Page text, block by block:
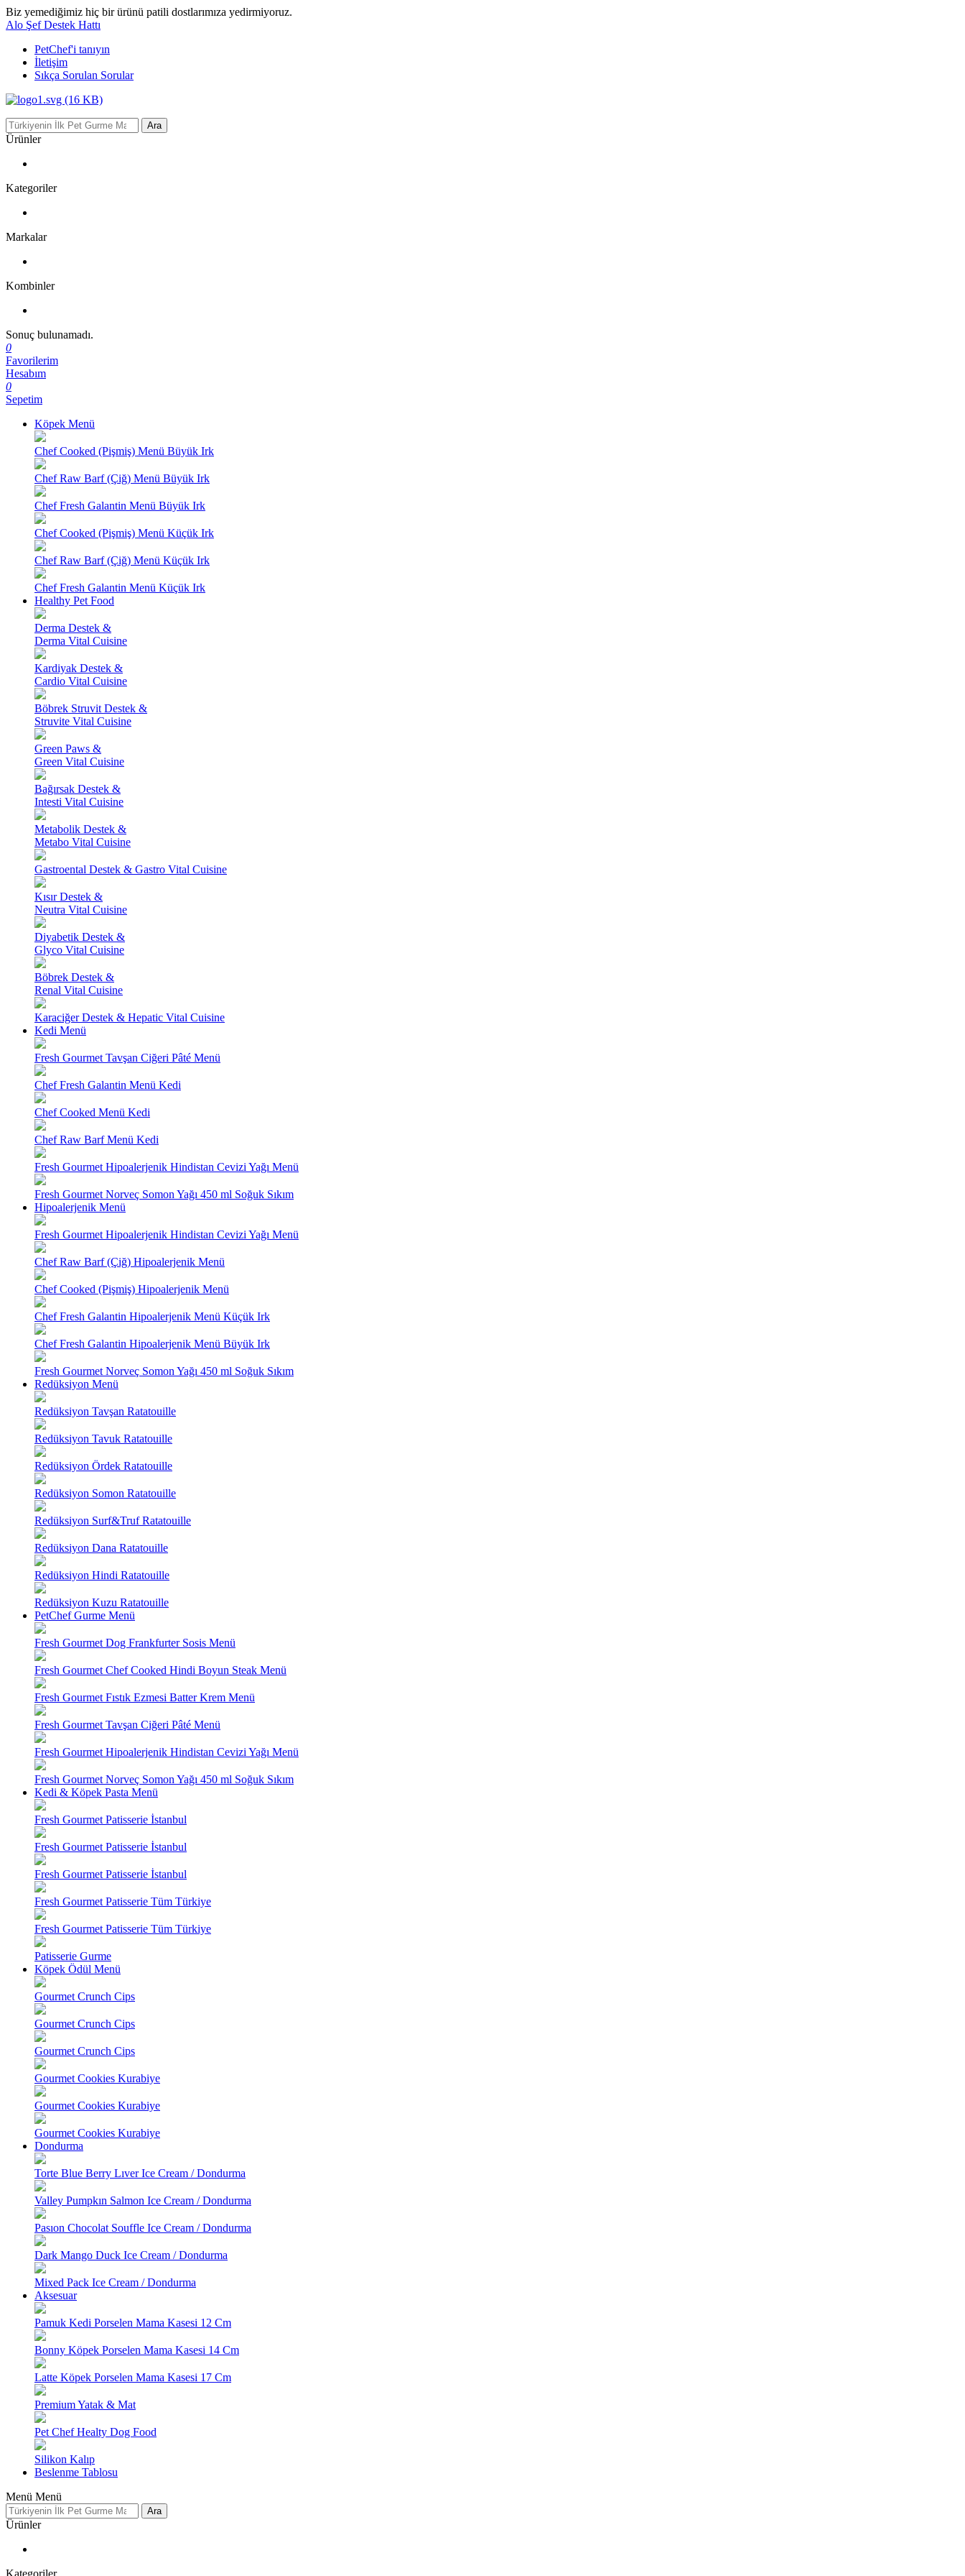
Biz yemediğimiz hiç bir ürünü patili dostlarımıza yedirmiyoruz.
Alo Şef Destek Hattı
PetChef'i tanıyın
İletişim
Sıkça Sorulan Sorular
Ara
Ürünler
Kategoriler
Markalar
Kombinler
Sonuç bulunamadı.
0
Favorilerim
Hesabım
0
Sepetim
Köpek Menü
Chef Cooked (Pişmiş) Menü Büyük Irk
Chef Raw Barf (Çiğ) Menü Büyük Irk
Chef Fresh Galantin Menü Büyük Irk
Chef Cooked (Pişmiş) Menü Küçük Irk
Chef Raw Barf (Çiğ) Menü Küçük Irk
Chef Fresh Galantin Menü Küçük Irk
Healthy Pet Food
Derma Destek &
Derma Vital Cuisine
Kardiyak Destek &
Cardio Vital Cuisine
Böbrek Struvit Destek &
Struvite Vital Cuisine
Green Paws &
Green Vital Cuisine
Bağırsak Destek &
Intesti Vital Cuisine
Metabolik Destek &
Metabo Vital Cuisine
Gastroental Destek & Gastro Vital Cuisine
Kısır Destek &
Neutra Vital Cuisine
Diyabetik Destek &
Glyco Vital Cuisine
Böbrek Destek &
Renal Vital Cuisine
Karaciğer Destek & Hepatic Vital Cuisine
Kedi Menü
Fresh Gourmet Tavşan Ciğeri Pâté Menü
Chef Fresh Galantin Menü Kedi
Chef Cooked Menü Kedi
Chef Raw Barf Menü Kedi
Fresh Gourmet Hipoalerjenik Hindistan Cevizi Yağı Menü
Fresh Gourmet Norveç Somon Yağı 450 ml Soğuk Sıkım
Hipoalerjenik Menü
Fresh Gourmet Hipoalerjenik Hindistan Cevizi Yağı Menü
Chef Raw Barf (Çiğ) Hipoalerjenik Menü
Chef Cooked (Pişmiş) Hipoalerjenik Menü
Chef Fresh Galantin Hipoalerjenik Menü Küçük Irk
Chef Fresh Galantin Hipoalerjenik Menü Büyük Irk
Fresh Gourmet Norveç Somon Yağı 450 ml Soğuk Sıkım
Redüksiyon Menü
Redüksiyon Tavşan Ratatouille
Redüksiyon Tavuk Ratatouille
Redüksiyon Ördek Ratatouille
Redüksiyon Somon Ratatouille
Redüksiyon Surf&Truf Ratatouille
Redüksiyon Dana Ratatouille
Redüksiyon Hindi Ratatouille
Redüksiyon Kuzu Ratatouille
PetChef Gurme Menü
Fresh Gourmet Dog Frankfurter Sosis Menü
Fresh Gourmet Chef Cooked Hindi Boyun Steak Menü
Fresh Gourmet Fıstık Ezmesi Batter Krem Menü
Fresh Gourmet Tavşan Ciğeri Pâté Menü
Fresh Gourmet Hipoalerjenik Hindistan Cevizi Yağı Menü
Fresh Gourmet Norveç Somon Yağı 450 ml Soğuk Sıkım
Kedi & Köpek Pasta Menü
Fresh Gourmet Patisserie İstanbul
Fresh Gourmet Patisserie İstanbul
Fresh Gourmet Patisserie İstanbul
Fresh Gourmet Patisserie Tüm Türkiye
Fresh Gourmet Patisserie Tüm Türkiye
Patisserie Gurme
Köpek Ödül Menü
Gourmet Crunch Cips
Gourmet Crunch Cips
Gourmet Crunch Cips
Gourmet Cookies Kurabiye
Gourmet Cookies Kurabiye
Gourmet Cookies Kurabiye
Dondurma
Torte Blue Berry Lıver Ice Cream / Dondurma
Valley Pumpkın Salmon Ice Cream / Dondurma
Pasıon Chocolat Souffle Ice Cream / Dondurma
Dark Mango Duck Ice Cream / Dondurma
Mixed Pack Ice Cream / Dondurma
Aksesuar
Pamuk Kedi Porselen Mama Kasesi 12 Cm
Bonny Köpek Porselen Mama Kasesi 14 Cm
Latte Köpek Porselen Mama Kasesi 17 Cm
Premium Yatak & Mat
Pet Chef Healty Dog Food
Silikon Kalıp
Beslenme Tablosu
Menü Menü
Ara
Ürünler
Kategoriler